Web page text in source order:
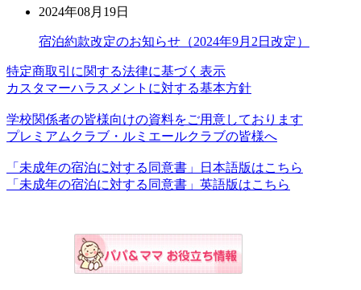
2024年08月19日
宿泊約款改定のお知らせ（2024年9月2日改定）
特定商取引に関する法律に基づく表示
カスタマーハラスメントに対する基本方針
学校関係者の皆様向けの資料をご用意しております
プレミアムクラブ・ルミエールクラブの皆様へ
「未成年の宿泊に対する同意書」日本語版はこちら
「未成年の宿泊に対する同意書」英語版はこちら